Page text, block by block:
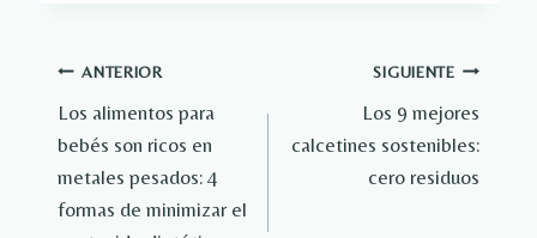
Navegación
de
entradas
ANTERIOR
Los alimentos para
bebés son ricos en
metales pesados: 4
formas de minimizar el
SIGUIENTE
Los 9 mejores
calcetines sostenibles:
cero residuos